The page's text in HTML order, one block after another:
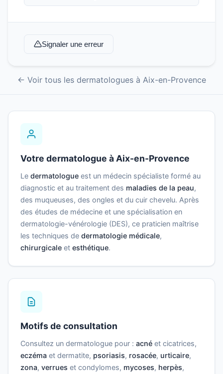
Signaler une erreur
← Voir tous les dermatologues à Aix-en-Provence
Votre dermatologue à Aix-en-Provence
Le dermatologue est un médecin spécialiste formé au
diagnostic et au traitement des maladies de la peau,
des muqueuses, des ongles et du cuir chevelu. Après
des études de médecine et une spécialisation en
dermatologie-vénérologie (DES), ce praticien maîtrise
les techniques de dermatologie médicale,
chirurgicale et esthétique.
Motifs de consultation
Consultez un dermatologue pour : acné et cicatrices,
eczéma et dermatite, psoriasis, rosacée, urticaire,
zona, verrues et condylomes, mycoses, herpès,